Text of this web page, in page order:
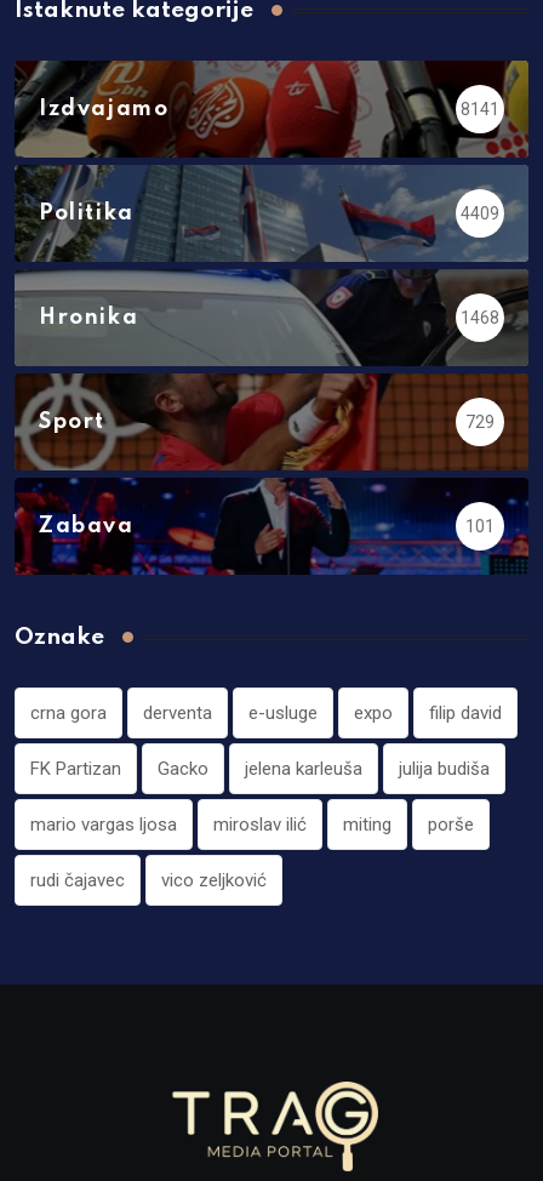
Istaknute kategorije
Izdvajamo 8141
Politika 4409
Hronika 1468
Sport 729
Zabava 101
Oznake
crna gora derventa e-usluge expo filip david
FK Partizan Gacko jelena karleuša julija budiša
mario vargas ljosa miroslav ilić miting porše
rudi čajavec vico zeljković